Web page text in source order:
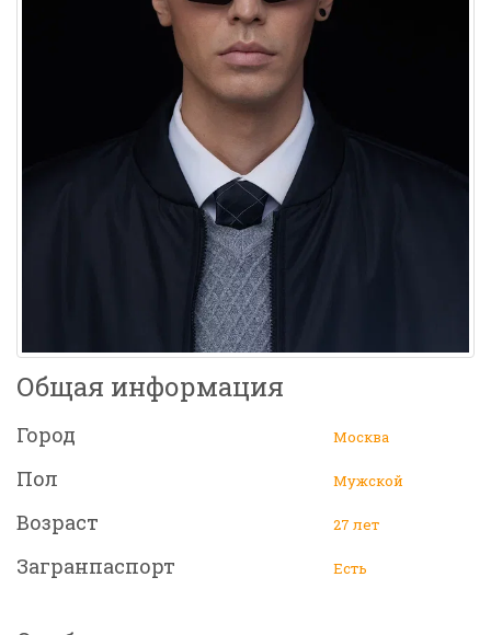
Общая информация
Город Москва
Пол Мужской
Возраст 27 лет
Загранпаспорт Есть